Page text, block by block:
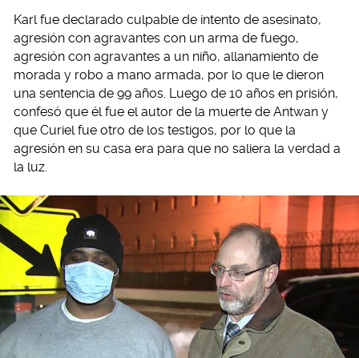
Karl fue declarado culpable de intento de asesinato,
agresión con agravantes con un arma de fuego,
agresión con agravantes a un niño, allanamiento de
morada y robo a mano armada, por lo que le dieron
una sentencia de 99 años. Luego de 10 años en prisión,
confesó que él fue el autor de la muerte de Antwan y
que Curiel fue otro de los testigos, por lo que la
agresión en su casa era para que no saliera la verdad a
la luz.